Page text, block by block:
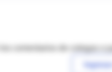
los comentarios de colegas o